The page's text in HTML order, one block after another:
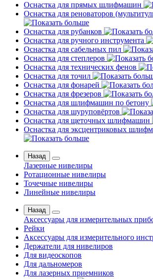
Оснастка для прямых шлифмашин
Оснастка для реноваторов
Оснастка для рубанков
Оснастка для ручного инструмента
Оснастка для сабельных пил
Оснастка для степлеров
Оснастка для технических фенов
Оснастка для точил
Оснастка для фонарей
Оснастка для фрезеров
Оснастка для шлифмашин по бетону
Оснастка для шуруповёртов
Оснастка для щеточных шлифмашин
Оснастка для эксцентриковых
Назад
Лазерные нивелиры
Ротационные нивелиры
Точечные нивелиры
Линейные нивелиры
Назад
Аксессуары для измерительных
Рейки
Аксессуары для измерительного
Держатели для нивелиров
Для видеоскопов
Для дальномеров
Для лазерных приемников